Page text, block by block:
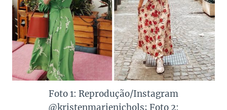
Foto 1: Reprodução/Instagram
@kristenmarienichols; Foto 2: